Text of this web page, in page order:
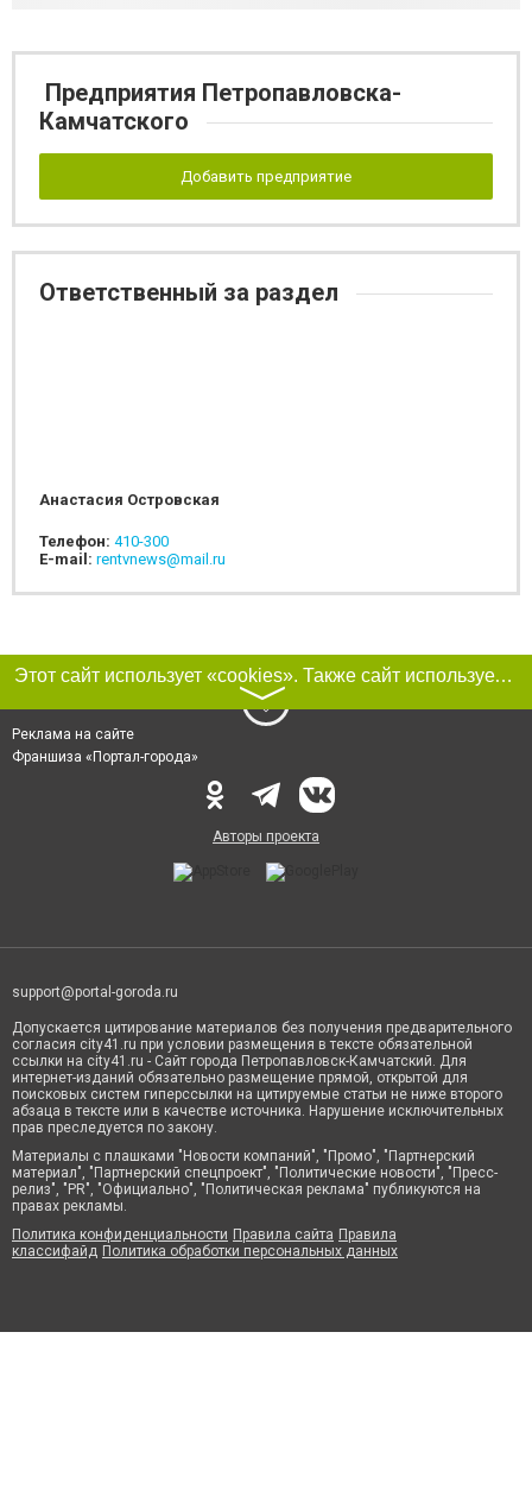
Предприятия Петропавловска-
Камчатского
Добавить предприятие
Ответственный за раздел
Анастасия Островская
Телефон: 410-300
E-mail: rentvnews@mail.ru
Этот сайт использует «cookies». Также сайт использует интернет-сервис для сбора технических данных касательно посетителей с целью получения маркетинговой и статистической информации. Условия обработки данных посетителей сайта см.
〉
Реклама на сайте
Франшиза «Портал-города»
Авторы проекта
support@portal-goroda.ru
Допускается цитирование материалов без получения предварительного
согласия city41.ru при условии размещения в тексте обязательной
ссылки на city41.ru - Сайт города Петропавловск-Камчатский. Для
интернет-изданий обязательно размещение прямой, открытой для
поисковых систем гиперссылки на цитируемые статьи не ниже второго
абзаца в тексте или в качестве источника. Нарушение исключительных
прав преследуется по закону.
Материалы с плашками "Новости компаний", "Промо", "Партнерский
материал", "Партнерский спецпроект", "Политические новости", "Пресс-
релиз", "PR", "Официально", "Политическая реклама" публикуются на
правах рекламы.
Политика конфиденциальности Правила сайта Правила
классифайд Политика обработки персональных данных